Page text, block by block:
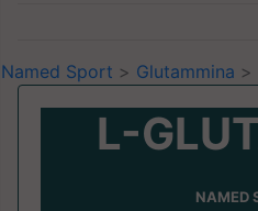
Named Sport > Glutammina >
L-
NAMED